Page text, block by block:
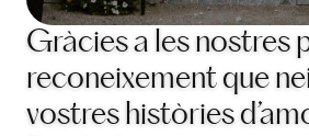
Gràcies a les nostres
reconeixement que
vostres històries